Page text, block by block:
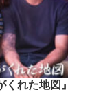
くれた地図』